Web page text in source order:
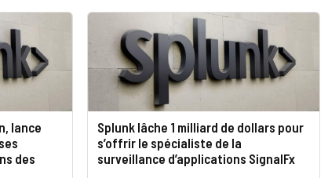
lance
des
Splunk lâche 1 milliard de dollars pour
s’offrir le spécialiste de la
surveillance d’applications SignalFx